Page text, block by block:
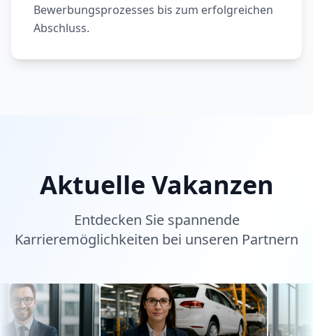
Bewerbungsprozesses bis zum erfolgreichen
Abschluss.
Aktuelle Vakanzen
Entdecken Sie spannende
Karrieremöglichkeiten bei unseren Partnern